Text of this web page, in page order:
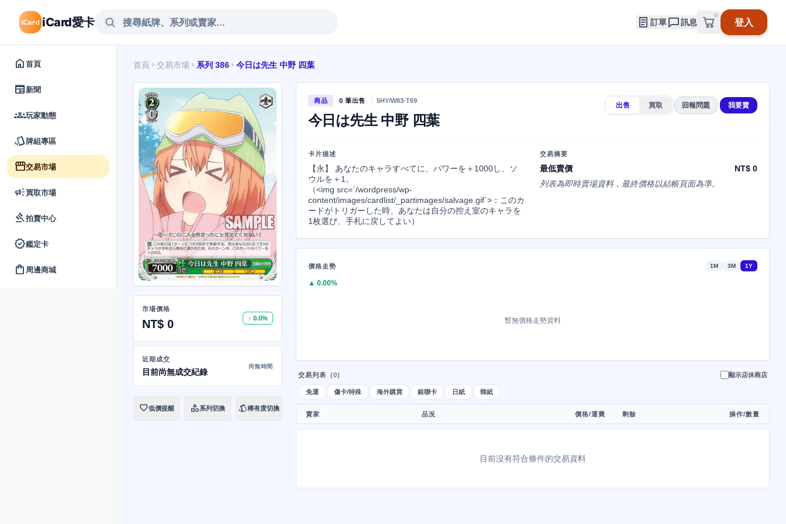
iCard愛卡 訂單 訊息 登入
home首頁
newspaper新聞
groups玩家動態
style牌組專區
storefront交易市場
campaign買取市場
gavel拍賣中心
verified鑑定卡
shopping_bag 周邊商城
首頁 chevron_right 交易市場 chevron_right 系列 386 chevron_right 今日は先生 中野 四葉
市場價格
NT$ 0 ↑ 0.0%
近期成交
目前尚無成交紀錄
尚無時間
favorite低價提醒 category系列切換 style稀有度切換
商品 0 筆出售 5HY/W83-T69
今日は先生 中野 四葉
出售 買取 回報問題 我要賣
卡片描述
【永】 あなたのキャラすべてに、パワーを＋1000し、ソ
ウルを＋1。
（<img src=`/wordpress/wp-
content/images/cardlist/_partimages/salvage.gif`>：このカ
ードがトリガーした時、あなたは自分の控え室のキャラを
1枚選び、手札に戻してよい）
交易摘要
最低賣價
NT$ 0
列表為即時賣場資料，最終價格以結帳頁面為準。
價格走勢 1M 3M 1Y
▲ 0.00%
暫無價格走勢資料
交易列表 (0) 顯示店休商店
免運 傷卡/特殊 海外購買 銀聯卡 日紙 韓紙
賣家 品況 價格/運費 剩餘 操作/數量
目前沒有符合條件的交易資料